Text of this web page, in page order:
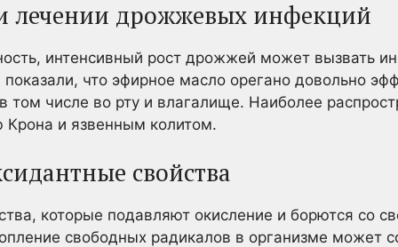
лечении дрожжевых инфекций
интенсивный рост дрожжей может вызвать
что эфирное масло орегано довольно
числе во рту и влагалище. Наиболее
Крона и язвенным колитом.
свойства
которые подавляют окисление и борются со
свободных радикалов в организме может